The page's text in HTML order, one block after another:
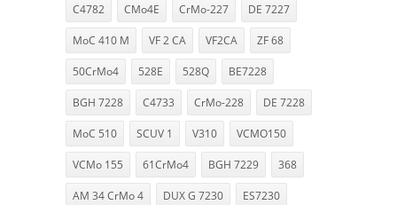
C4782 CMo4E CrMo-227 DE 7227
MoC 410 M VF 2 CA VF2CA ZF 68
50CrMo4 528E 528Q BE7228
BGH 7228 C4733 CrMo-228 DE 7228
MoC 510 SCUV 1 V310 VCMO150
VCMo 155 61CrMo4 BGH 7229 368
AM 34 CrMo 4 DUX G 7230 ES7230